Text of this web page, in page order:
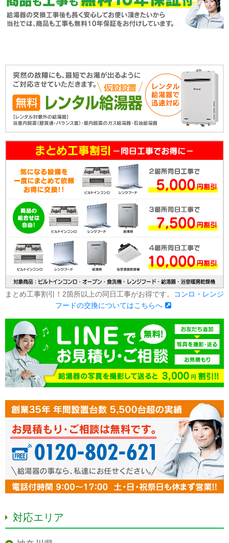
まとめ工事割引！2箇所以上の同日工事がお得です。
コンロ・レンジ
フードの交換についてはこちらへ
対応エリア